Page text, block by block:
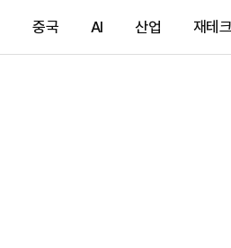
중국 AI 산업 재테크